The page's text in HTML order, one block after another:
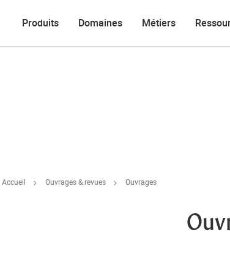
Produits Domaines Métiers
Accueil Ouvrages & revues Ouvrages